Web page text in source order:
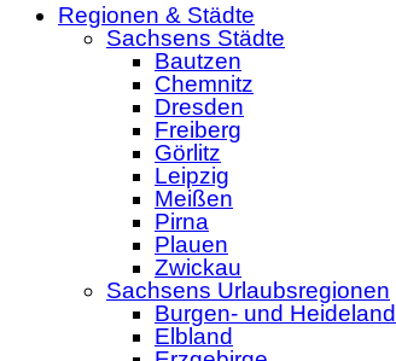
Regionen & Städte
Sachsens Städte
Bautzen
Chemnitz
Dresden
Freiberg
Görlitz
Leipzig
Meißen
Pirna
Plauen
Zwickau
Sachsens Urlaubsregionen
Burgen- und Heideland
Elbland